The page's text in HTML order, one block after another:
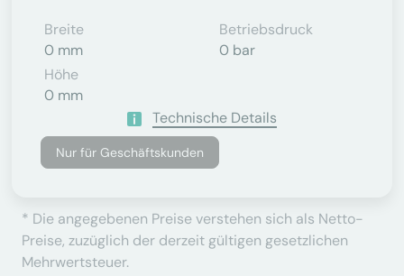
Breite
0 mm
Betriebsdruck
0 bar
Höhe
0 mm
Technische Details
Nur für Geschäftskunden
* Die angegebenen Preise verstehen sich als Netto-
Preise, zuzüglich der derzeit gültigen gesetzlichen
Mehrwertsteuer.